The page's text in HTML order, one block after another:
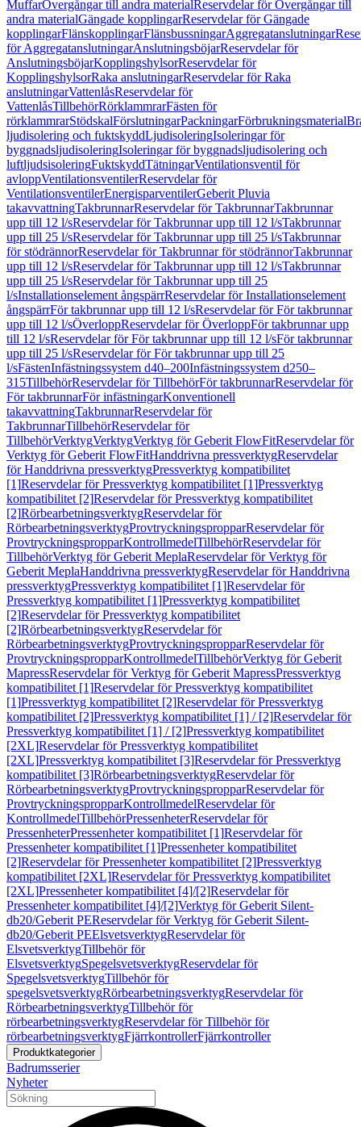
MuffarÖvergångar till andra materialReservdelar för Övergångar till
andra materialGängade kopplingarReservdelar för Gängade
kopplingarFlänskopplingarFlänsbussningarAggregatanslutningar
för AggregatanslutningarAnslutningsböjarReservdelar för
AnslutningsböjarKopplingshylsorReservdelar för
KopplingshylsorRaka anslutningarReservdelar för Raka
anslutningarVattenlåsReservdelar för
VattenlåsTillbehörRörklammrarFästen för
rörklammrarStödskalFörslutningarPackningarFörbrukningsmaterial
ljudisolering och fuktskyddLjudisoleringIsoleringar för
byggnadsljudisoleringIsoleringar för byggnadsljudisolering och
luftljudsisoleringFuktskyddTätningarVentilationsventil för
avloppVentilationsventilerReservdelar för
VentilationsventilerEnergisparventilerGeberit Pluvia
takavvattningTakbrunnarReservdelar för TakbrunnarTakbrunnar
upp till 12 l/sReservdelar för Takbrunnar upp till 12 l/sTakbrunnar
upp till 25 l/sReservdelar för Takbrunnar upp till 25 l/sTakbrunnar
för stödrännorReservdelar för Takbrunnar för stödrännorTakbrunnar
upp till 12 l/sReservdelar för Takbrunnar upp till 12 l/sTakbrunnar
upp till 25 l/sReservdelar för Takbrunnar upp till 25
l/sInstallationselement ångspärrReservdelar för Installationselement
ångspärrFör takbrunnar upp till 12 l/sReservdelar för För takbrunnar
upp till 12 l/sÖverloppReservdelar för ÖverloppFör takbrunnar upp
till 12 l/sReservdelar för För takbrunnar upp till 12 l/sFör takbrunnar
upp till 25 l/sReservdelar för För takbrunnar upp till 25
l/sFästenInfästningssystem d40–200Infästningssystem d250–
315TillbehörReservdelar för TillbehörFör takbrunnarReservdelar för
För takbrunnarFör infästningarKonventionell
takavvattningTakbrunnarReservdelar för
TakbrunnarTillbehörReservdelar för
TillbehörVerktygVerktygVerktyg för Geberit FlowFitReservdelar för
Verktyg för Geberit FlowFitHanddrivna pressverktygReservdelar
för Handdrivna pressverktygPressverktyg kompatibilitet
[1]Reservdelar för Pressverktyg kompatibilitet [1]Pressverktyg
kompatibilitet [2]Reservdelar för Pressverktyg kompatibilitet
[2]RörbearbetningsverktygReservdelar för
RörbearbetningsverktygProvtryckningspropparReservdelar för
ProvtryckningspropparKontrollmedelTillbehörReservdelar för
TillbehörVerktyg för Geberit MeplaReservdelar för Verktyg för
Geberit MeplaHanddrivna pressverktygReservdelar för Handdrivna
pressverktygPressverktyg kompatibilitet [1]Reservdelar för
Pressverktyg kompatibilitet [1]Pressverktyg kompatibilitet
[2]Reservdelar för Pressverktyg kompatibilitet
[2]RörbearbetningsverktygReservdelar för
RörbearbetningsverktygProvtryckningspropparReservdelar för
ProvtryckningspropparKontrollmedelTillbehörVerktyg för Geberit
MapressReservdelar för Verktyg för Geberit MapressPressverktyg
kompatibilitet [1]Reservdelar för Pressverktyg kompatibilitet
[1]Pressverktyg kompatibilitet [2]Reservdelar för Pressverktyg
kompatibilitet [2]Pressverktyg kompatibilitet [1] / [2]Reservdelar för
Pressverktyg kompatibilitet [1] / [2]Pressverktyg kompatibilitet
[2XL]Reservdelar för Pressverktyg kompatibilitet
[2XL]Pressverktyg kompatibilitet [3]Reservdelar för Pressverktyg
kompatibilitet [3]RörbearbetningsverktygReservdelar för
RörbearbetningsverktygProvtryckningspropparReservdelar för
ProvtryckningspropparKontrollmedelReservdelar för
KontrollmedelTillbehörPressenheterReservdelar för
PressenheterPressenheter kompatibilitet [1]Reservdelar för
Pressenheter kompatibilitet [1]Pressenheter kompatibilitet
[2]Reservdelar för Pressenheter kompatibilitet [2]Pressverktyg
kompatibilitet [2XL]Reservdelar för Pressverktyg kompatibilitet
[2XL]Pressenheter kompatibilitet [4]/[2]Reservdelar för
Pressenheter kompatibilitet [4]/[2]Verktyg för Geberit Silent-
db20/Geberit PEReservdelar för Verktyg för Geberit Silent-
db20/Geberit PEElsvetsverktygReservdelar för
ElsvetsverktygTillbehör för
ElsvetsverktygSpegelsvetsverktygReservdelar för
SpegelsvetsverktygTillbehör för
spegelsvetsverktygRörbearbetningsverktygReservdelar för
RörbearbetningsverktygTillbehör för
rörbearbetningsverktygReservdelar för Tillbehör för
rörbearbetningsverktygFjärrkontrollerFjärrkontroller
Produktkategorier
Badrumsserier
Nyheter